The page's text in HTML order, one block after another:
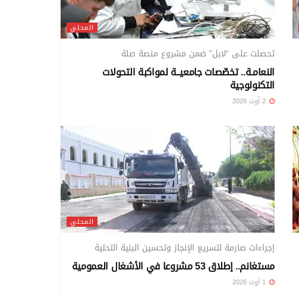
المحلي
تحصلت على “لابل” ضمن مشروع منصة صلة
النعامـة.. تخصّصات جامعيــة لمواكبة التحولات
التكنولوجية
المحلي
إجراءات صارمة لتسريع الإنجاز وتحسين البنية التحتية
مستغانم.. إطلاق 53 مشروعا في الأشغال العمومية